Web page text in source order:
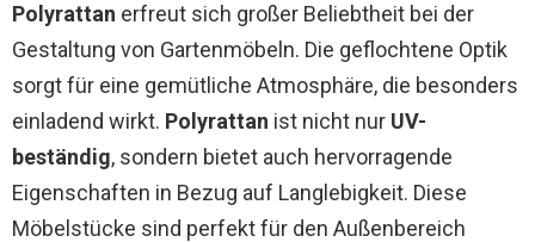
Polyrattan erfreut sich großer Beliebtheit bei der
Gestaltung von Gartenmöbeln. Die geflochtene Optik
sorgt für eine gemütliche Atmosphäre, die besonders
einladend wirkt. Polyrattan ist nicht nur UV-
beständig, sondern bietet auch hervorragende
Eigenschaften in Bezug auf Langlebigkeit. Diese
Möbelstücke sind perfekt für den Außenbereich